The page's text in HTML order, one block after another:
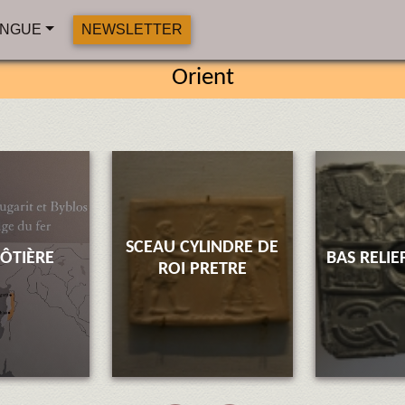
NEWSLETTER
Orient
SCEAU CYLINDRE DE
ROI PRETRE
BAS